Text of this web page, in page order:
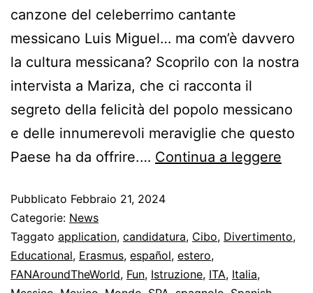
canzone del celeberrimo cantante
messicano Luis Miguel… ma com’è davvero
la cultura messicana? Scoprilo con la nostra
intervista a Mariza, che ci racconta il
segreto della felicità del popolo messicano
e delle innumerevoli meraviglie che questo
Paese ha da offrire.… Continua a leggere
Pubblicato Febbraio 21, 2024
Categorie: News
Taggato application, candidatura, Cibo, Divertimento,
Educational, Erasmus, español, estero,
FANAroundTheWorld, Fun, Istruzione, ITA, Italia,